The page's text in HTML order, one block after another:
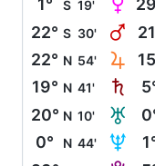
1° S 19' P
22° S 30' Q
22° N 54' R
19° N 41' S
20° N 10' T
0° N 44' U